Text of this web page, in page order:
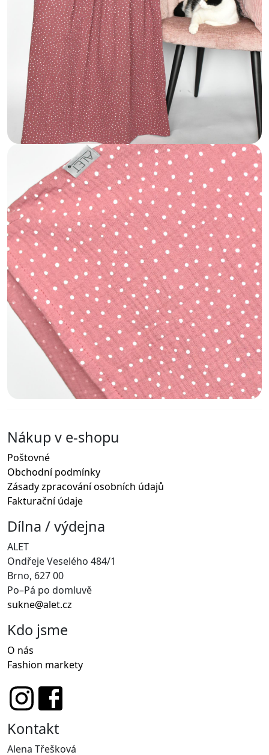
Nákup v e-shopu
Poštovné
Obchodní podmínky
Zásady zpracování osobních údajů
Fakturační údaje
Dílna / výdejna
ALET
Ondřeje Veselého 484/1
Brno, 627 00
Po–Pá po domluvě
sukne@alet.cz
Kdo jsme
O nás
Fashion markety
Kontakt
Alena Třešková